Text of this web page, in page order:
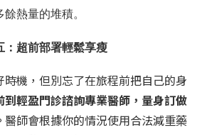
熱量的堆積。
：超前部署輕鬆享瘦
機，但別忘了在旅程前把自己的身
到輕盈門診諮詢專業醫師，量身訂做
醫師會根據你的情況使用合法減重藥